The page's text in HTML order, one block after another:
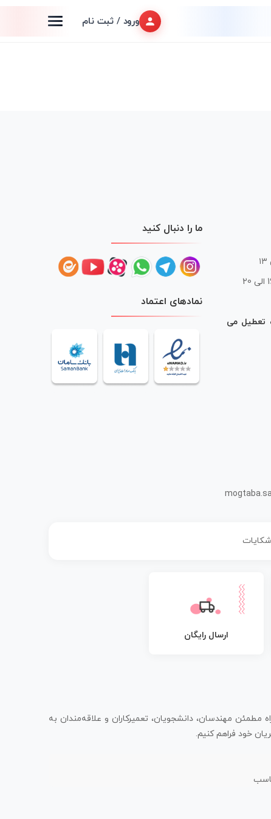
ورود / ثبت نام
تعطیل می
ما را دنبال کنید
نمادهای اعتماد
شکایات
ارسال رایگان
مطمئن مهندسان، دانشجویان، تعمیرکاران و علاقه‌مندان به
خود فراهم کنیم.